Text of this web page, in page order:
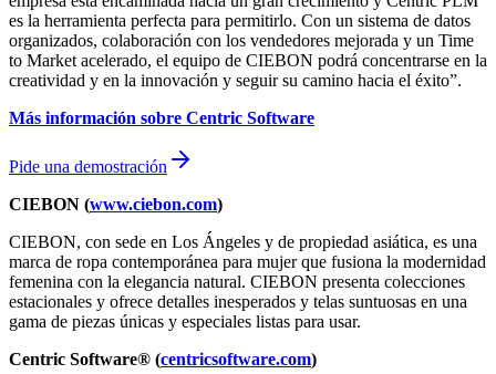
es la herramienta perfecta para permitirlo. Con un sistema de datos
organizados, colaboración con los vendedores mejorada y un Time
to Market acelerado, el equipo de CIEBON podrá concentrarse en la
creatividad y en la innovación y seguir su camino hacia el éxito”.
Más información sobre Centric Software
Pide una demostración
CIEBON (www.ciebon.com)
CIEBON, con sede en Los Ángeles y de propiedad asiática, es una
marca de ropa contemporánea para mujer que fusiona la modernidad
femenina con la elegancia natural. CIEBON presenta colecciones
estacionales y ofrece detalles inesperados y telas suntuosas en una
gama de piezas únicas y especiales listas para usar.
Centric Software® (centricsoftware.com)